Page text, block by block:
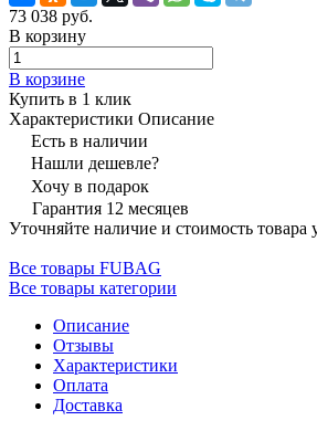
73 038 руб.
В корзину
В корзине
Купить в 1 клик
Характеристики Описание
Есть в наличии
Нашли дешевле?
Хочу в подарок
Гарантия 12 месяцев
Уточняйте наличие и стоимость товара
Все товары FUBAG
Все товары категории
Описание
Отзывы
Характеристики
Оплата
Доставка